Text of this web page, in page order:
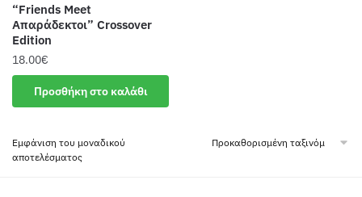
“Friends Meet
Απαράδεκτοι” Crossover
Edition
18.00€
Προσθήκη στο καλάθι
Εμφάνιση του μοναδικού
αποτελέσματος